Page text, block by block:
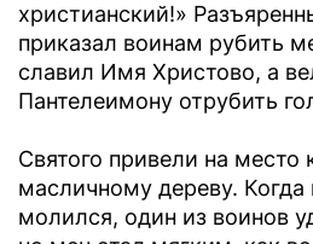
христианский!»
приказал воинам рубить
славил Имя Христово, а
Пантелеимону отрубить
Святого привели на место
масличному дереву.
молился, один из воинов